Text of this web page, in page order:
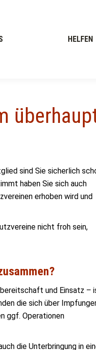
HELFEN
sind Sie sicherlich
haben Sie sich auch
erhoben wird und
nicht froh sein,
und Einsatz –
die sich über
ggf. Operationen
die Unterbringung in